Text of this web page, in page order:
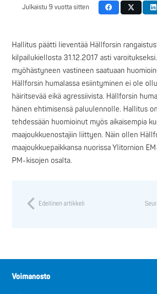
Julkaistu 9 vuotta sitten
Hallitus päätti lieventää Hällforsin
kilpailukiellosta 31.12.2017 asti
myöhästyneen vastineen saatuaan
Hällforsin humalassa esiintyminen ei ole
häiritsevää eikä agressiivista. Hällforsin
hänen ehtimisensä paluulennolle. Hallitus
tehdessään huomioinut myös aikaisempia
maajoukkuenostajiin liittyen. Näin ollen
maajoukkuepaikkansa nuorissa Ylitornion
PM-kisojen osalta.
Edellinen artikkeli
Voimanosto